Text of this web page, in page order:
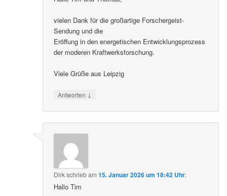
vielen Dank für die großartige Forschergeist-
Sendung und die
Eröffung in den energetischen Entwicklungsprozess
der moderen Kraftwerksforschung.
Viele Grüße aus Leipzig
Antworten ↓
Dirkschriebam15. Januar 2026 um 18:42 Uhr:
Hallo Tim